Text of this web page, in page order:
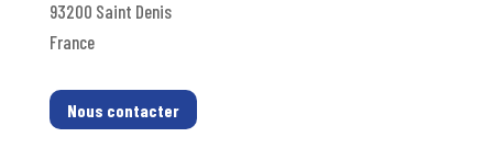
93200 Saint Denis
France
Nous contacter